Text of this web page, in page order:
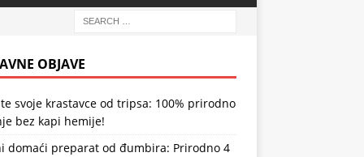
OBJAVE
svoje krastavce od tripsa: 100% prirodno
bez kapi hemije!
domaći preparat od đumbira: Prirodno 4